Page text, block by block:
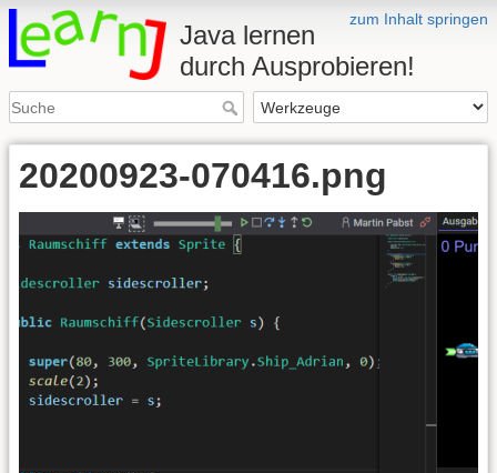
zum Inhalt springen
Java lernen
durch Ausprobieren!
20200923-070416.png